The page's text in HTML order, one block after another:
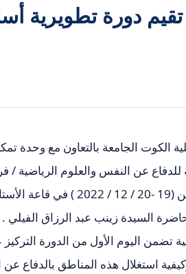
دورة تطويرية
الكوت الجامعة بالتعاون مع وحدة
للدفاع عن النفس والعلوم
للدفاع عن النفس للنساء لمدة
السيدة زينب عبد الرزاق الفيلي .
تضمن اليوم الأول من الدورة
استغلال هذه المناطق بالدفاع